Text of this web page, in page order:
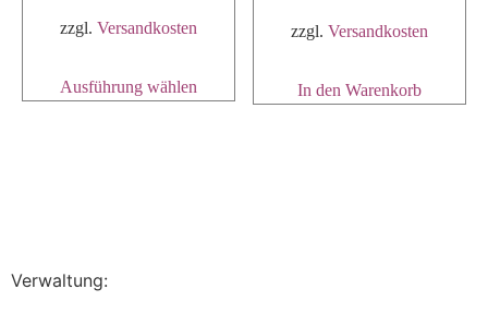
zzgl. Versandkosten
Ausführung wählen
zzgl.Versandkosten
In den Warenkorb
Verwaltung: